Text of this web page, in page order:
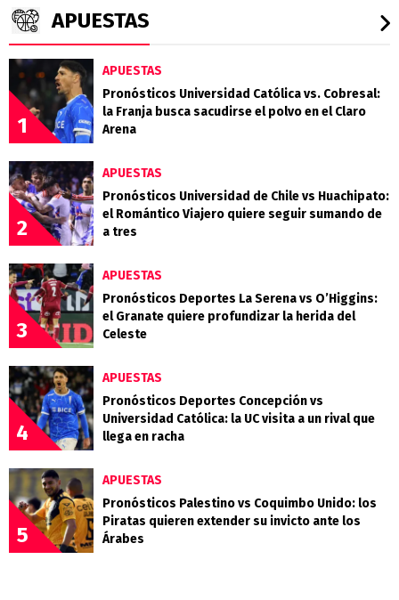
APUESTAS
1
APUESTAS
Pronósticos Universidad Católica vs. Cobresal:
la Franja busca sacudirse el polvo en el Claro
Arena
2
APUESTAS
Pronósticos Universidad de Chile vs Huachipato:
el Romántico Viajero quiere seguir sumando de
a tres
3
APUESTAS
Pronósticos Deportes La Serena vs O’Higgins:
el Granate quiere profundizar la herida del
Celeste
4
APUESTAS
Pronósticos Deportes Concepción vs
Universidad Católica: la UC visita a un rival que
llega en racha
5
APUESTAS
Pronósticos Palestino vs Coquimbo Unido: los
Piratas quieren extender su invicto ante los
Árabes